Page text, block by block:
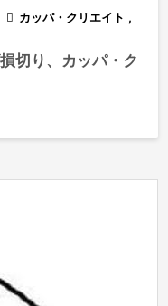
 カッパ・クリエイト ,
切り、カッパ・ク